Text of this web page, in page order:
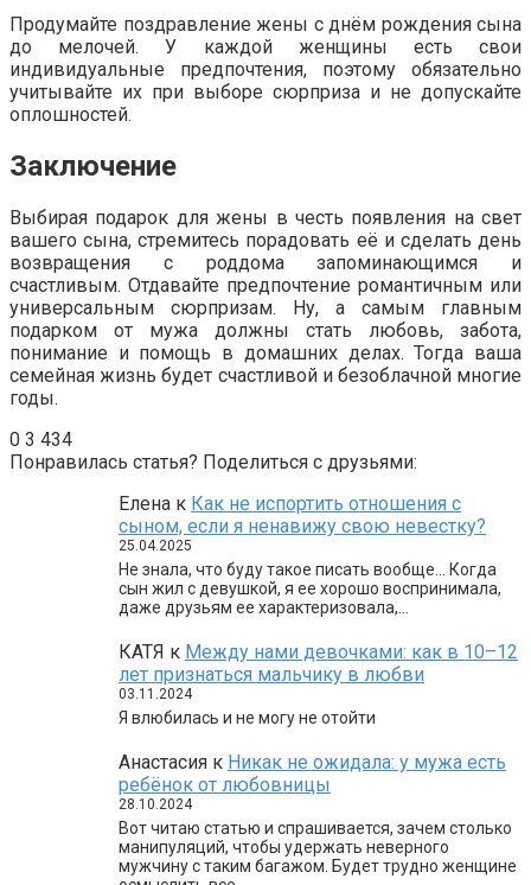
Продумайте поздравление жены с днём рождения сына
до мелочей. У каждой женщины есть свои
индивидуальные предпочтения, поэтому обязательно
учитывайте их при выборе сюрприза и не допускайте
оплошностей.
Заключение
Выбирая подарок для жены в честь появления на свет
вашего сына, стремитесь порадовать её и сделать день
возвращения с роддома запоминающимся и
счастливым. Отдавайте предпочтение романтичным или
универсальным сюрпризам. Ну, а самым главным
подарком от мужа должны стать любовь, забота,
понимание и помощь в домашних делах. Тогда ваша
семейная жизнь будет счастливой и безоблачной многие
годы.
0 3 434
Понравилась статья? Поделиться с друзьями:
Елена к Как не испортить отношения с
сыном, если я ненавижу свою невестку?
25.04.2025
Не знала, что буду такое писать вообще… Когда
сын жил с девушкой, я ее хорошо воспринимала,
даже друзьям ее характеризовала,…
КАТЯ к Между нами девочками: как в 10–12
лет признаться мальчику в любви
03.11.2024
Я влюбилась и не могу не отойти
Анастасия к Никак не ожидала: у мужа есть
ребёнок от любовницы
28.10.2024
Вот читаю статью и спрашивается, зачем столько
манипуляций, чтобы удержать неверного
мужчину с таким багажом. Будет трудно женщине